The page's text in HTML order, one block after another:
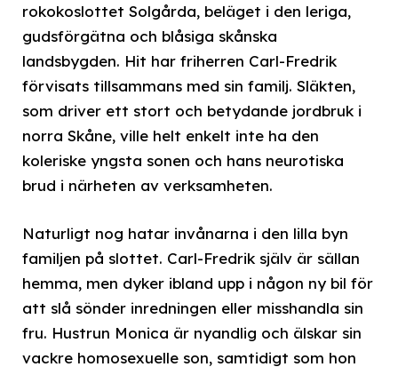
rokokoslottet Solgårda, beläget i den leriga,
gudsförgätna och blåsiga skånska
landsbygden. Hit har friherren Carl-Fredrik
förvisats tillsammans med sin familj. Släkten,
som driver ett stort och betydande jordbruk i
norra Skåne, ville helt enkelt inte ha den
koleriske yngsta sonen och hans neurotiska
brud i närheten av verksamheten.
Naturligt nog hatar invånarna i den lilla byn
familjen på slottet. Carl-Fredrik själv är sällan
hemma, men dyker ibland upp i någon ny bil för
att slå sönder inredningen eller misshandla sin
fru. Hustrun Monica är nyandlig och älskar sin
vackre homosexuelle son, samtidigt som hon